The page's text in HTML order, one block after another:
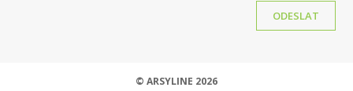
ODESLAT
© ARSYLINE 2026